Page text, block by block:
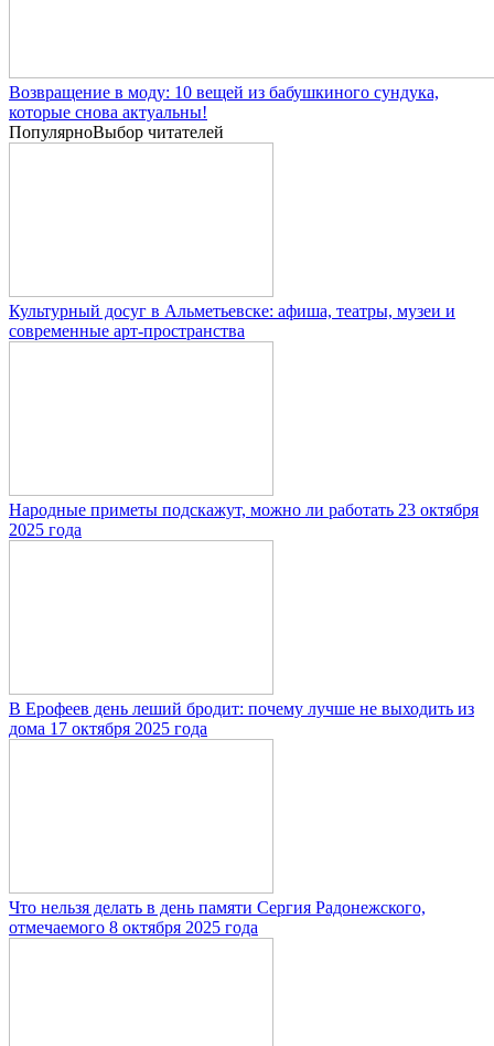
Возвращение в моду: 10 вещей из бабушкиного сундука,
которые снова актуальны!
ПопулярноВыбор читателей
Культурный досуг в Альметьевске: афиша, театры, музеи и
современные арт-пространства
Народные приметы подскажут, можно ли работать 23 октября
2025 года
В Ерофеев день леший бродит: почему лучше не выходить из
дома 17 октября 2025 года
Что нельзя делать в день памяти Сергия Радонежского,
отмечаемого 8 октября 2025 года